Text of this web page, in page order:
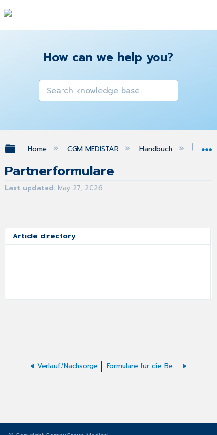
How can we help you?
Expand/collapse global hierarchy
Home CGM MEDISTAR Handbuch
Partnerformulare
Last updated May 27, 2026
Article directory
Verlauf/Nachsorge Formulare für die Behandlung von Allergien